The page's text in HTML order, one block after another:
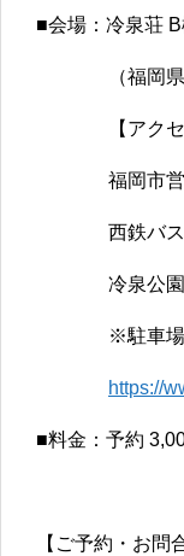
■会場：冷泉荘
（福岡
【アク
福岡市
西鉄バ
冷泉公
※駐車場
https://
■料金：予約
【ご予約・お問